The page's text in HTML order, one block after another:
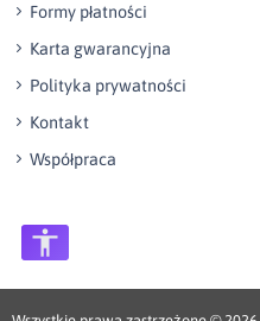
Formy płatności
Karta gwarancyjna
Polityka prywatności
Kontakt
Współpraca